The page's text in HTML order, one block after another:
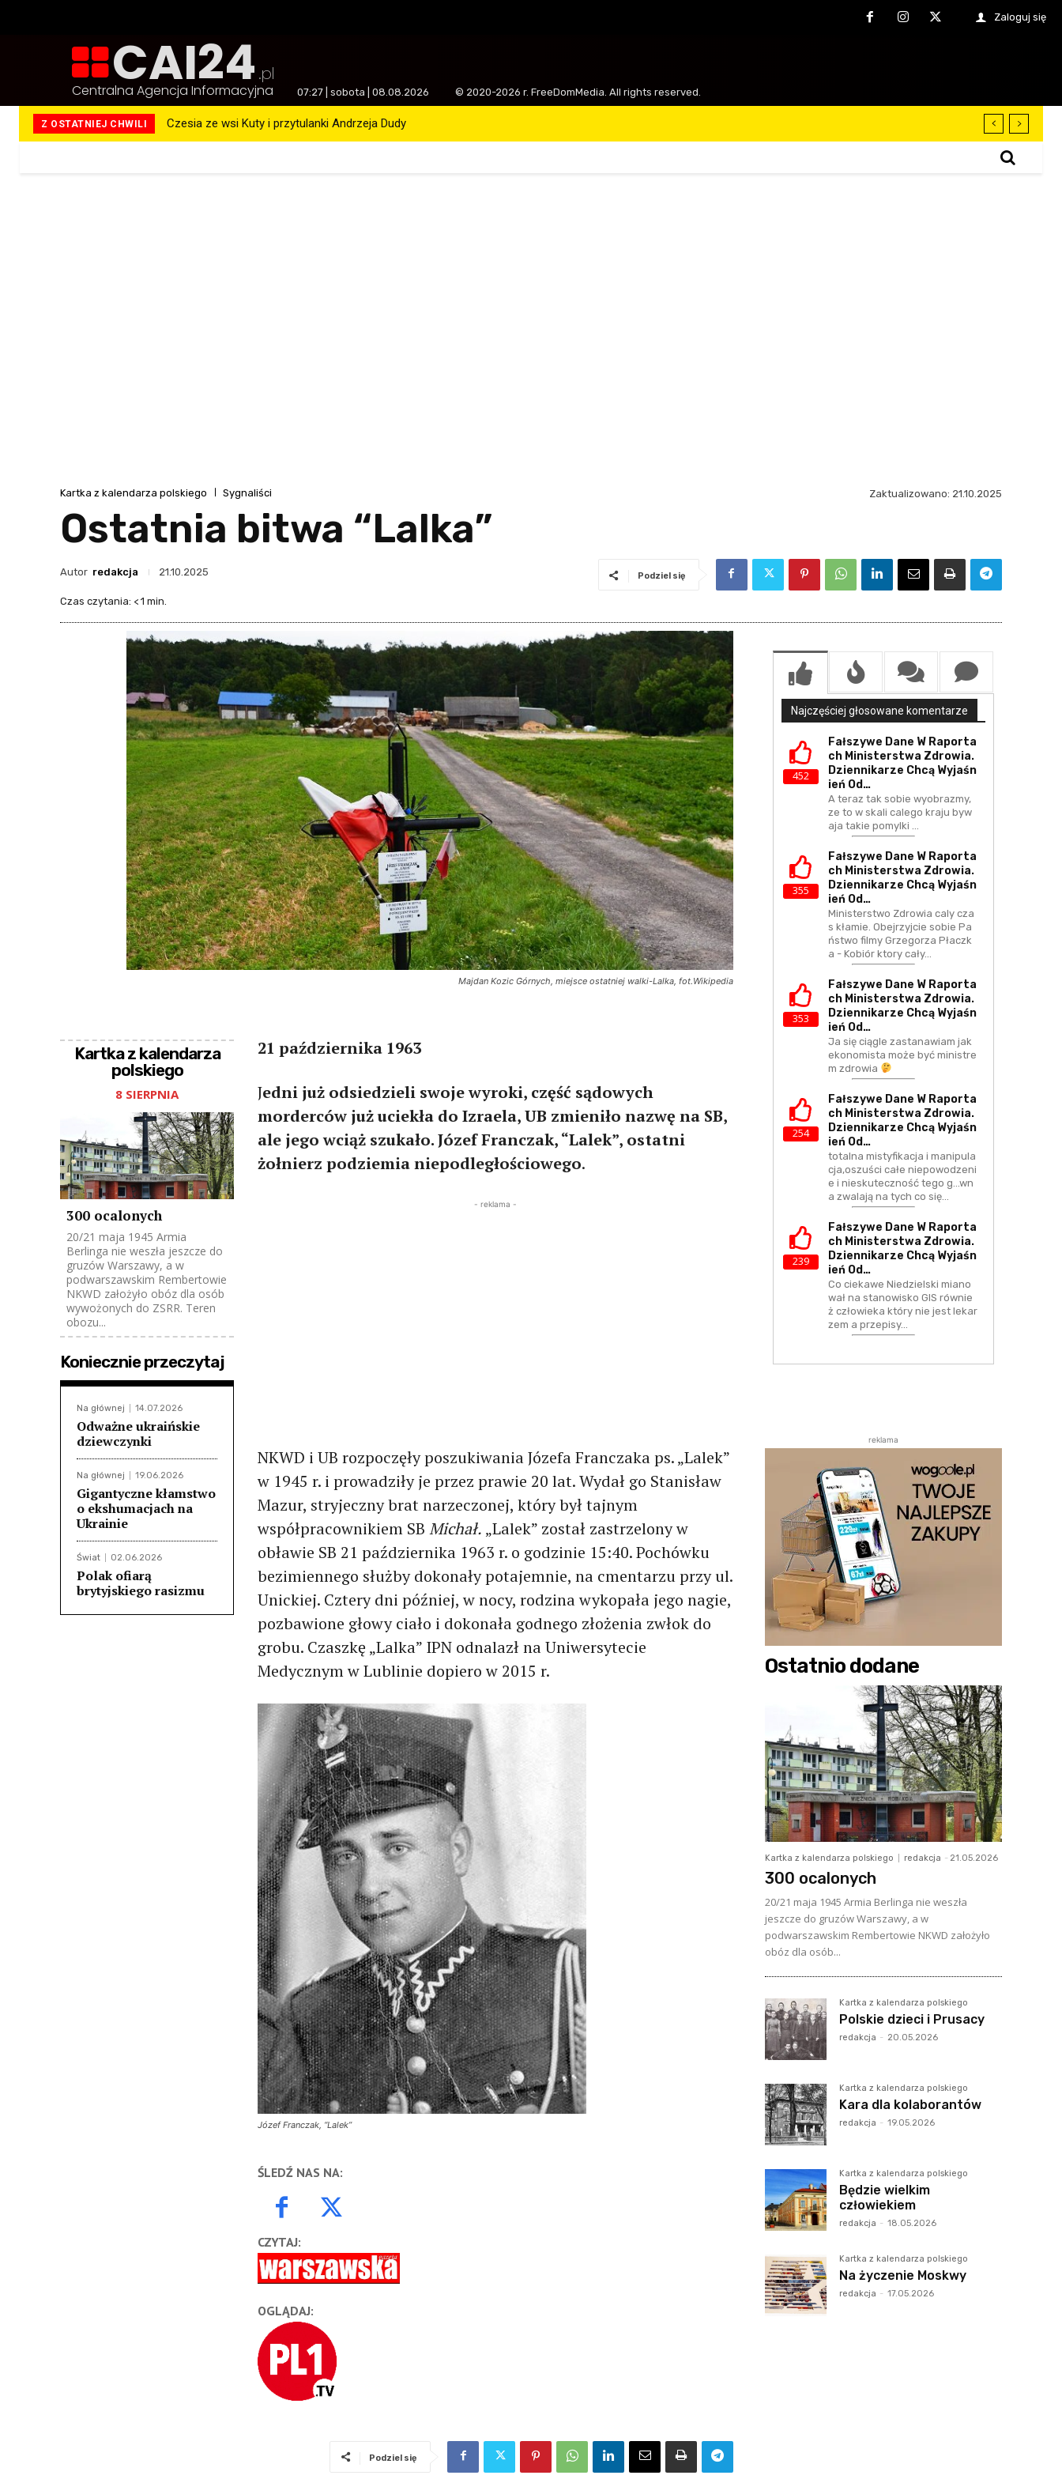
Zaloguj się
CAI24 .pl
Centralna Agencja Informacyjna 07:27 | sobota | 08.08.2026 © 2020-2026 r. FreeDomMedia. All rights reserved.
Z OSTATNIEJ CHWILI Czesia ze wsi Kuty i przytulanki Andrzeja Dudy
Kartka z kalendarza polskiego Sygnaliści Zaktualizowano: 21.10.2025
Ostatnia bitwa “Lalka”
Autor redakcja 21.10.2025 Podziel się
Czas czytania: < 1 min.
Majdan Kozic Górnych, miejsce ostatniej walki-Lalka, fot.Wikipedia
Kartka z kalendarza
polskiego
8 SIERPNIA
300 ocalonych
20/21 maja 1945 Armia
Berlinga nie weszła jeszcze do
gruzów Warszawy, a w
podwarszawskim Rembertowie
NKWD założyło obóz dla osób
wywożonych do ZSRR. Teren
obozu...
Koniecznie przeczytaj
Na głównej 14.07.2026
Odważne ukraińskie
dziewczynki
Na głównej 19.06.2026
Gigantyczne kłamstwo
o ekshumacjach na
Ukrainie
Świat 02.06.2026
Polak ofiarą
brytyjskiego rasizmu
21 października 1963
Jedni już odsiedzieli swoje wyroki, część sądowych
morderców już uciekła do Izraela, UB zmieniło nazwę na SB,
ale jego wciąż szukało. Józef Franczak, “Lalek”, ostatni
żołnierz podziemia niepodległościowego.
- reklama -
NKWD i UB rozpoczęły poszukiwania Józefa Franczaka ps. „Lalek”
w 1945 r. i prowadziły je przez prawie 20 lat. Wydał go Stanisław
Mazur, stryjeczny brat narzeczonej, który był tajnym
współpracownikiem SB Michał. „Lalek” został zastrzelony w
obławie SB 21 października 1963 r. o godzinie 15:40. Pochówku
bezimiennego służby dokonały potajemnie, na cmentarzu przy ul.
Unickiej. Cztery dni później, w nocy, rodzina wykopała jego nagie,
pozbawione głowy ciało i dokonała godnego złożenia zwłok do
grobu. Czaszkę „Lalka” IPN odnalazł na Uniwersytecie
Medycznym w Lublinie dopiero w 2015 r.
Józef Franczak, “Lalek”
ŚLEDŹ NAS NA:
CZYTAJ:
OGLĄDAJ:
Podziel się
Najczęściej głosowane komentarze
452
Fałszywe Dane W Raporta
Ch Ministerstwa Zdrowia.
Dziennikarze Chcą Wyjaśn
Ień Od…
A teraz tak sobie wyobrazmy,
ze to w skali calego kraju byw
aja takie pomylki ...
355
Fałszywe Dane W Raporta
Ch Ministerstwa Zdrowia.
Dziennikarze Chcą Wyjaśn
Ień Od…
Ministerstwo Zdrowia caly cza
s kłamie. Obejrzyjcie sobie Pa
ństwo filmy Grzegorza Płaczk
a - Kobiór ktory cały…
353
Fałszywe Dane W Raporta
Ch Ministerstwa Zdrowia.
Dziennikarze Chcą Wyjaśn
Ień Od…
Ja się ciągle zastanawiam jak
ekonomista może być ministre
m zdrowia
254
Fałszywe Dane W Raporta
Ch Ministerstwa Zdrowia.
Dziennikarze Chcą Wyjaśn
Ień Od…
totalna mistyfikacja i manipula
cja,oszuści całe niepowodzeni
e i nieskuteczność tego g...wn
a zwalają na tych co się…
239
Fałszywe Dane W Raporta
Ch Ministerstwa Zdrowia.
Dziennikarze Chcą Wyjaśn
Ień Od…
Co ciekawe Niedzielski miano
wał na stanowisko GIS równie
ż człowieka który nie jest lekar
zem a przepisy…
reklama
Ostatnio dodane
Kartka z kalendarza polskiego redakcja - 21.05.2026
300 ocalonych
20/21 maja 1945 Armia Berlinga nie weszła
jeszcze do gruzów Warszawy, a w
podwarszawskim Rembertowie NKWD założyło
obóz dla osób...
Kartka z kalendarza polskiego
Polskie dzieci i Prusacy
redakcja - 20.05.2026
Kartka z kalendarza polskiego
Kara dla kolaborantów
redakcja - 19.05.2026
Kartka z kalendarza polskiego
Będzie wielkim
człowiekiem
redakcja - 18.05.2026
Kartka z kalendarza polskiego
Na życzenie Moskwy
redakcja - 17.05.2026